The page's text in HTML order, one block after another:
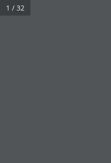
1 / 32